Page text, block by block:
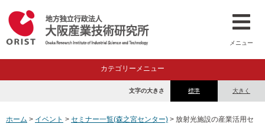
メニュー
カテゴリーメニュー
標準 大きく
文字の大きさ
ホーム > イベント > セミナー一覧(森之宮センター) > 放射光施設の産業活用セ